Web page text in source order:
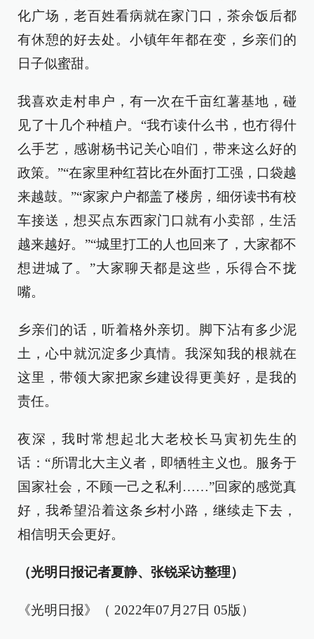
化广场，老百姓看病就在家门口，茶余饭后都
有休憩的好去处。小镇年年都在变，乡亲们的
日子似蜜甜。
我喜欢走村串户，有一次在千亩红薯基地，碰
见了十几个种植户。“我冇读什么书，也冇得什
么手艺，感谢杨书记关心咱们，带来这么好的
政策。”“在家里种红苕比在外面打工强，口袋越
来越鼓。”“家家户户都盖了楼房，细伢读书有校
车接送，想买点东西家门口就有小卖部，生活
越来越好。”“城里打工的人也回来了，大家都不
想进城了。”大家聊天都是这些，乐得合不拢
嘴。
乡亲们的话，听着格外亲切。脚下沾有多少泥
土，心中就沉淀多少真情。我深知我的根就在
这里，带领大家把家乡建设得更美好，是我的
责任。
夜深，我时常想起北大老校长马寅初先生的
话：“所谓北大主义者，即牺牲主义也。服务于
国家社会，不顾一己之私利……”回家的感觉真
好，我希望沿着这条乡村小路，继续走下去，
相信明天会更好。
（光明日报记者夏静、张锐采访整理）
《光明日报》（ 2022年07月27日 05版）